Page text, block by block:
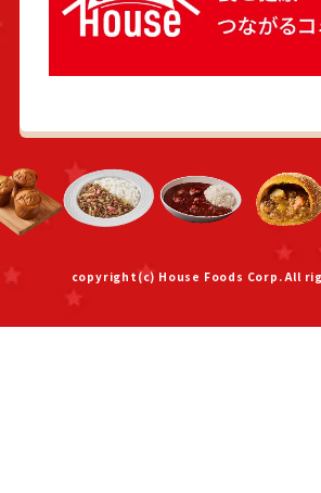
copyright(c) House Foods Corp. All